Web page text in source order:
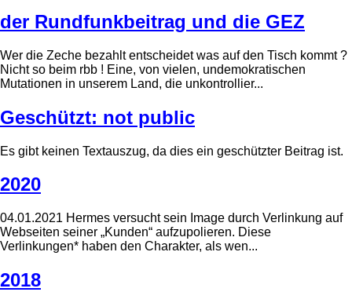
der Rundfunkbeitrag und die GEZ
Wer die Zeche bezahlt entscheidet was auf den Tisch kommt ?
Nicht so beim rbb ! Eine, von vielen, undemokratischen
Mutationen in unserem Land, die unkontrollier...
Geschützt: not public
Es gibt keinen Textauszug, da dies ein geschützter Beitrag ist.
2020
04.01.2021 Hermes versucht sein Image durch Verlinkung auf
Webseiten seiner „Kunden“ aufzupolieren. Diese
Verlinkungen* haben den Charakter, als wen...
2018